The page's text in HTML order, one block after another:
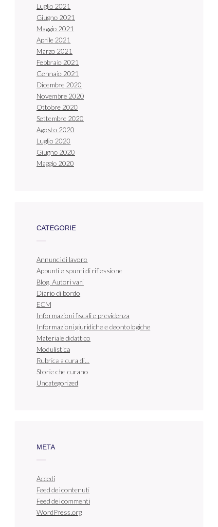
Luglio 2021
Giugno 2021
Maggio 2021
Aprile 2021
Marzo 2021
Febbraio 2021
Gennaio 2021
Dicembre 2020
Novembre 2020
Ottobre 2020
Settembre 2020
Agosto 2020
Luglio 2020
Giugno 2020
Maggio 2020
CATEGORIE
Annunci di lavoro
Appunti e spunti di riflessione
Blog. Autori vari
Diario di bordo
ECM
Informazioni fiscali e previdenza
Informazioni giuridiche e deontologiche
Materiale didattico
Modulistica
Rubrica a cura di…
Storie che curano
Uncategorized
META
Accedi
Feed dei contenuti
Feed dei commenti
WordPress.org